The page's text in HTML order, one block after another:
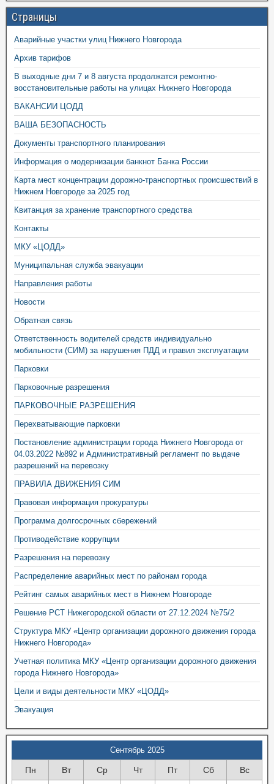
Страницы
Аварийные участки улиц Нижнего Новгорода
Архив тарифов
В выходные дни 7 и 8 августа продолжатся ремонтно-
восстановительные работы на улицах Нижнего Новгорода
ВАКАНСИИ ЦОДД
ВАША БЕЗОПАСНОСТЬ
Документы транспортного планирования
Информация о модернизации банкнот Банка России
Карта мест концентрации дорожно-транспортных происшествий в
Нижнем Новгороде за 2025 год
Квитанция за хранение транспортного средства
Контакты
МКУ «ЦОДД»
Муниципальная служба эвакуации
Направления работы
Новости
Обратная связь
Ответственность водителей средств индивидуально
мобильности (СИМ) за нарушения ПДД и правил эксплуатации
Парковки
Парковочные разрешения
ПАРКОВОЧНЫЕ РАЗРЕШЕНИЯ
Перехватывающие парковки
Постановление администрации города Нижнего Новгорода от
04.03.2022 №892 и Административный регламент по выдаче
разрешений на перевозку
ПРАВИЛА ДВИЖЕНИЯ СИМ
Правовая информация прокуратуры
Программа долгосрочных сбережений
Противодействие коррупции
Разрешения на перевозку
Распределение аварийных мест по районам города
Рейтинг самых аварийных мест в Нижнем Новгороде
Решение РСТ Нижегородской области от 27.12.2024 №75/2
Структура МКУ «Центр организации дорожного движения города
Нижнего Новгорода»
Учетная политика МКУ «Центр организации дорожного движения
города Нижнего Новгорода»
Цели и виды деятельности МКУ «ЦОДД»
Эвакуация
Сентябрь 2025
Пн Вт Ср Чт Пт Сб Вс